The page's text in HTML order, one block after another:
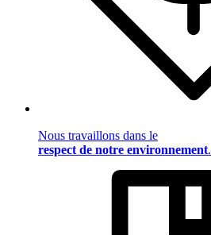
Nous travaillons dans le
respect de notre environnement.